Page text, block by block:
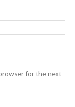
for the next